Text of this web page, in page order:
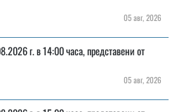
05 авг, 2026
г. в 14:00 часа, представени от
05 авг, 2026